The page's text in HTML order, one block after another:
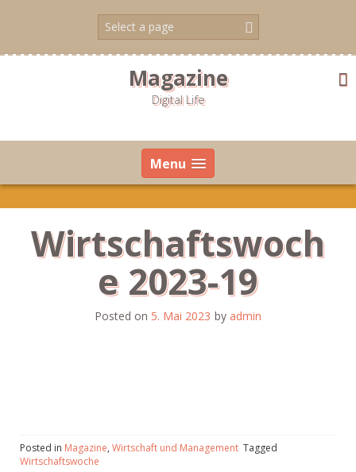
Magazine
Digital Life
Menu
Wirtschaftswoch
e 2023-19
Posted on 5. Mai 2023 by admin
Posted in Magazine, Wirtschaft und Management Tagged
Wirtschaftswoche